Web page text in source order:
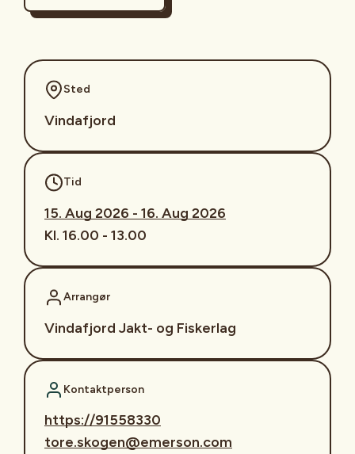
Sted
Vindafjord
Tid
15. Aug 2026 - 16. Aug 2026
Kl. 16.00 - 13.00
Arrangør
Vindafjord Jakt- og Fiskerlag
Kontaktperson
https://91558330
tore.skogen@emerson.com